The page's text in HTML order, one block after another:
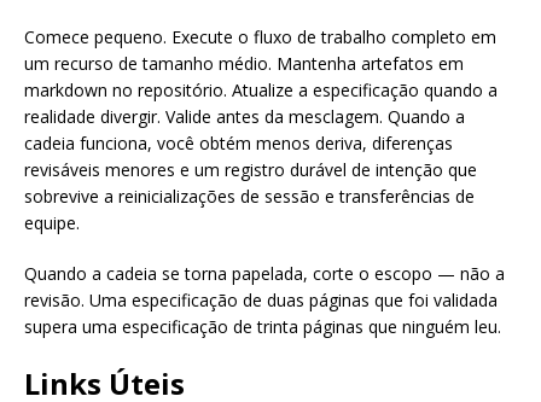
Comece pequeno. Execute o fluxo de trabalho completo em
um recurso de tamanho médio. Mantenha artefatos em
markdown no repositório. Atualize a especificação quando a
realidade divergir. Valide antes da mesclagem. Quando a
cadeia funciona, você obtém menos deriva, diferenças
revisáveis menores e um registro durável de intenção que
sobrevive a reinicializações de sessão e transferências de
equipe.
Quando a cadeia se torna papelada, corte o escopo — não a
revisão. Uma especificação de duas páginas que foi validada
supera uma especificação de trinta páginas que ninguém leu.
Links Úteis